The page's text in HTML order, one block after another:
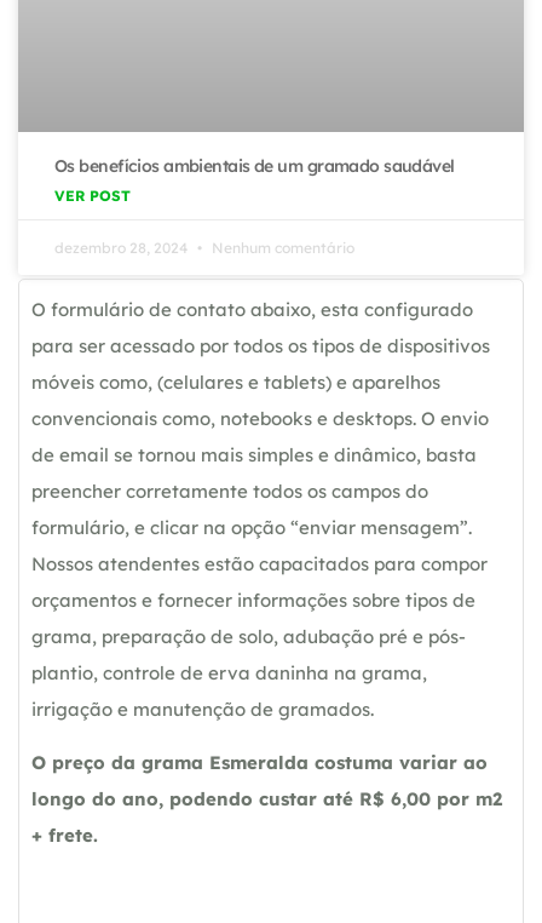
Os benefícios ambientais de um gramado saudável
VER POST
dezembro 28, 2024 Nenhum comentário
O formulário de contato abaixo, esta configurado
para ser acessado por todos os tipos de dispositivos
móveis como, (celulares e tablets) e aparelhos
convencionais como, notebooks e desktops. O envio
de email se tornou mais simples e dinâmico, basta
preencher corretamente todos os campos do
formulário, e clicar na opção “enviar mensagem”.
Nossos atendentes estão capacitados para compor
orçamentos e fornecer informações sobre tipos de
grama, preparação de solo, adubação pré e pós-
plantio, controle de erva daninha na grama,
irrigação e manutenção de gramados.
O preço da grama Esmeralda costuma variar ao
longo do ano, podendo custar até R$ 6,00 por m2
+ frete.